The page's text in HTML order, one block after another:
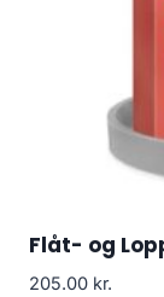
Flåt- og
205.00 kr.